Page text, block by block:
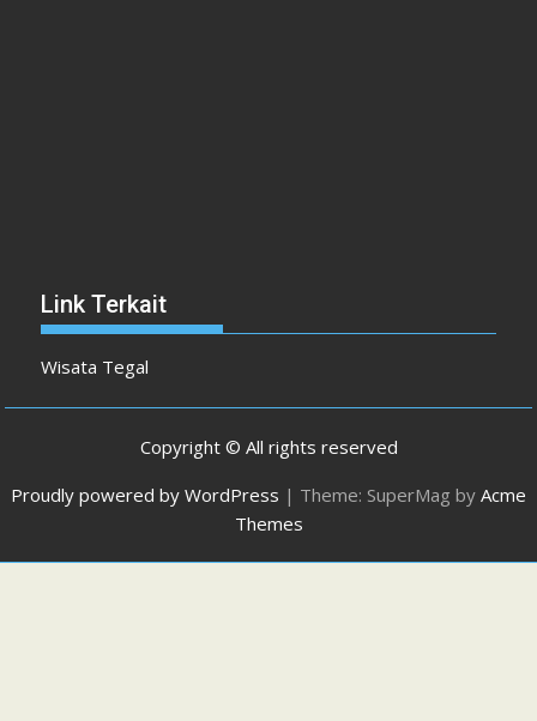
Link Terkait
Wisata Tegal
Copyright © All rights reserved
Proudly powered by WordPress | Theme: SuperMag by Acme
Themes